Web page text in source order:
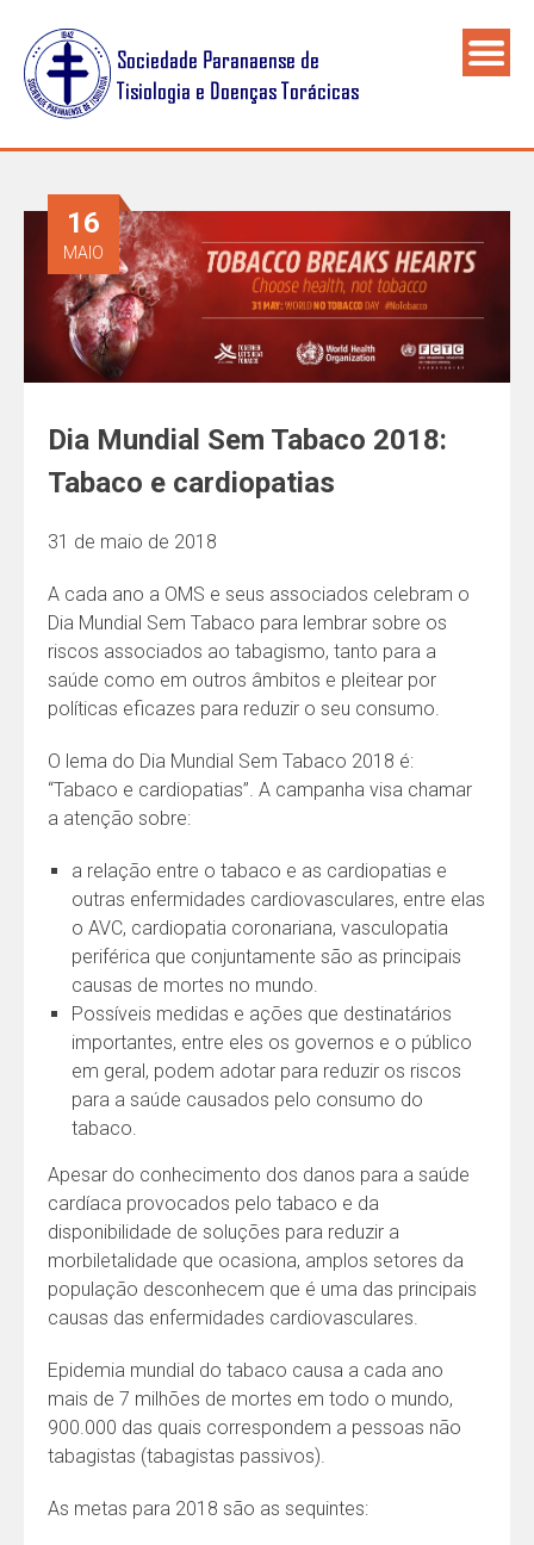
16
MAIO
Dia Mundial Sem Tabaco 2018:
Tabaco e cardiopatias
31 de maio de 2018
A cada ano a OMS e seus associados celebram o
Dia Mundial Sem Tabaco para lembrar sobre os
riscos associados ao tabagismo, tanto para a
saúde como em outros âmbitos e pleitear por
políticas eficazes para reduzir o seu consumo.
O lema do Dia Mundial Sem Tabaco 2018 é:
“Tabaco e cardiopatias”. A campanha visa chamar
a atenção sobre:
a relação entre o tabaco e as cardiopatias e
outras enfermidades cardiovasculares, entre elas
o AVC, cardiopatia coronariana, vasculopatia
periférica que conjuntamente são as principais
causas de mortes no mundo.
Possíveis medidas e ações que destinatários
importantes, entre eles os governos e o público
em geral, podem adotar para reduzir os riscos
para a saúde causados pelo consumo do
tabaco.
Apesar do conhecimento dos danos para a saúde
cardíaca provocados pelo tabaco e da
disponibilidade de soluções para reduzir a
morbiletalidade que ocasiona, amplos setores da
população desconhecem que é uma das principais
causas das enfermidades cardiovasculares.
Epidemia mundial do tabaco causa a cada ano
mais de 7 milhões de mortes em todo o mundo,
900.000 das quais correspondem a pessoas não
tabagistas (tabagistas passivos).
As metas para 2018 são as sequintes: